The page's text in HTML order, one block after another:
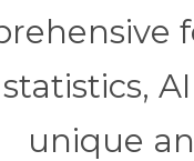
unique